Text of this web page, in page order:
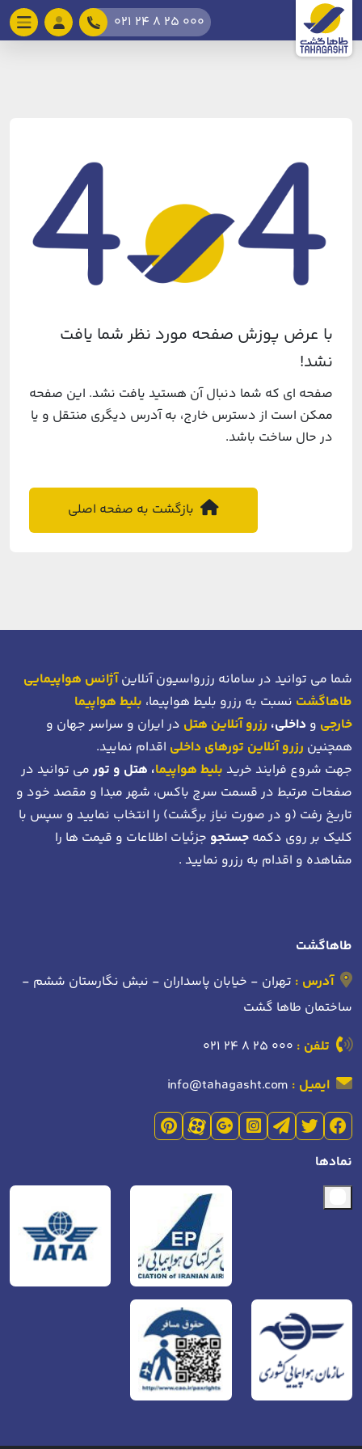
021 24 8 25 000
با عرض پوزش صفحه مورد نظر شما یافت
نشد!
صفحه ای که شما دنبال آن هستید یافت نشد. این صفحه
ممکن است از دسترس خارج، به آدرس دیگری منتقل و یا
در حال ساخت باشد.
بازگشت به صفحه اصلی
شما می توانید در سامانه رزرواسیون آنلاینآژانس هواپیمایی
طاهاگشت نسبت به رزرو بلیط هواپیما، بلیط هواپیما
خارجی و داخلی، رزرو آنلاین هتل در ایران و سراسر جهان و
همچنین رزرو آنلاین تورهای داخلی اقدام نمایید.
جهت شروع فرایند خرید بلیط هواپیما، هتل و تورمی توانید در
صفحات مرتبط در قسمت سرچ باکس، شهر مبدا و مقصد خود و
تاریخ رفت (و در صورت نیاز برگشت) را انتخاب نمایید و سپس با
کلیک بر روی دکمه جستجو جزئیات اطلاعات و قیمت ها را
مشاهده و اقدام به رزرو نمایید .
طاهاگشت
آدرس : تهران - خیابان پاسداران - نبش نگارستان ششم -
ساختمان طاها گشت
تلفن : 021 24 8 25 000
ایمیل : info@tahagasht.com
نمادها